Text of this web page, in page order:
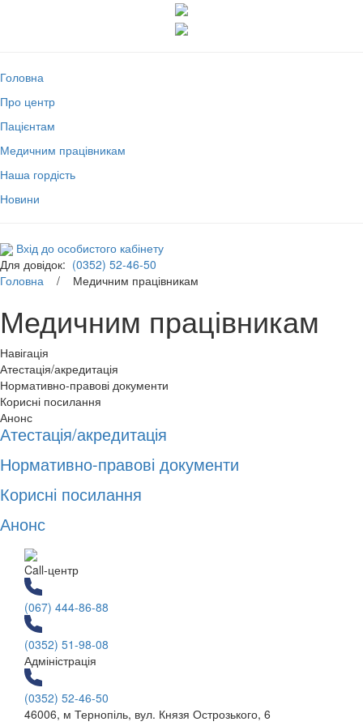
Головна
Про центр
Пацієнтам
Медичним працівникам
Наша гордість
Новини
Вхід до особистого кабінету
Для довідок: (0352) 52-46-50
Головна / Медичним працівникам
Медичним працівникам
Навігація
Атестація/акредитація
Нормативно-правові документи
Корисні посилання
Анонс
Атестація/акредитація
Нормативно-правові документи
Корисні посилання
Анонс
Call-центр
(067) 444-86-88
(0352) 51-98-08
Адміністрація
(0352) 52-46-50
46006, м Тернопіль, вул. Князя Острозького, 6